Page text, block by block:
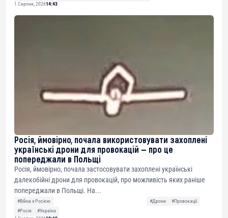
1 Серпня, 202614:43
Росія, ймовірно, почала використовувати захоплені
українські дрони для провокацій — про це
попереджали в Польщі
Росія, ймовірно, почала застосовувати захоплені українські
далекобійні дрони для провокацій, про можливість яких раніше
попереджали в Польщі. На...
#Війна з Росією #Дрони
#Провокації
#Росія
#Україна